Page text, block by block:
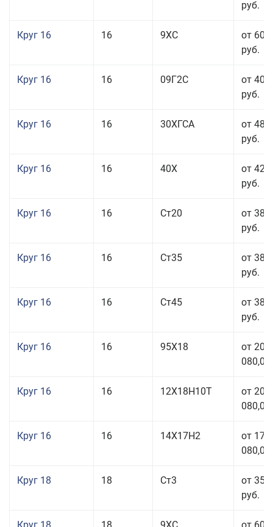
руб.
Круг 16 16 9ХС
от 60
руб.
Круг 16 16 09Г2С
от 40
руб.
Круг 16 16 30ХГСА
от 48
руб.
Круг 16 16 40Х
от 42
руб.
Круг 16 16 Ст20
от 38
руб.
Круг 16 16 Ст35
от 38
руб.
Круг 16 16 Ст45
от 38
руб.
Круг 16 16 95Х18
от 208
080,00
Круг 16 16 12Х18Н10Т
от 209
080,00
Круг 16 16 14Х17Н2
от 175
080,00
Круг 18 18 Ст3
от 35
руб.